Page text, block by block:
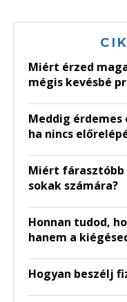
Miért érzed
mégis kevésbé
Meddig
ha nincs
Miért fárasztóbb
sokak számára?
Honnan tudod,
hanem a
Hogyan beszélj